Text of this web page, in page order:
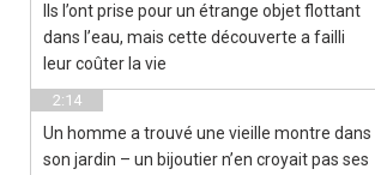
Ils l’ont prise pour un étrange objet flottant
dans l’eau, mais cette découverte a failli
leur coûter la vie
2:14
Un homme a trouvé une vieille montre dans
son jardin – un bijoutier n’en croyait pas ses